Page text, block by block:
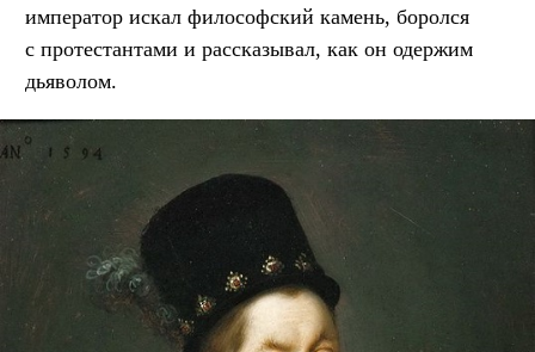
император искал философский камень, боролся
с протестантами и рассказывал, как он одержим
дьяволом.